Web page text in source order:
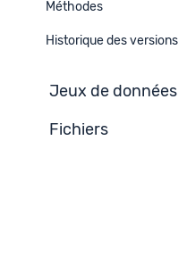
Méthodes
Historique des versions
Jeux de données
Fichiers